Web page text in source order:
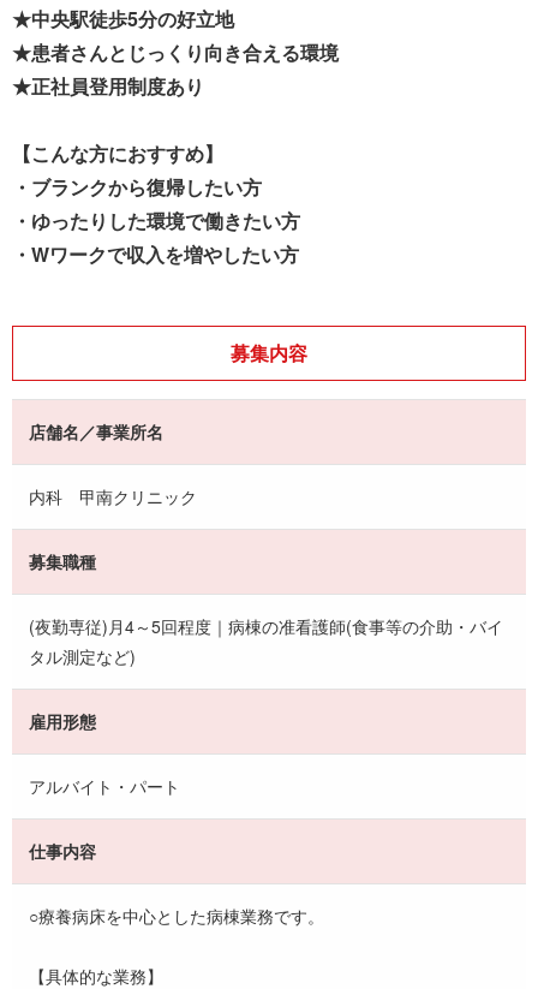
★中央駅徒歩5分の好立地
★患者さんとじっくり向き合える環境
★正社員登用制度あり
【こんな方におすすめ】
・ブランクから復帰したい方
・ゆったりした環境で働きたい方
・Wワークで収入を増やしたい方
募集内容
店舗名／事業所名
内科 甲南クリニック
募集職種
(夜勤専従)月4～5回程度｜病棟の准看護師(食事等の介助・バイ
タル測定など)
雇用形態
アルバイト・パート
仕事内容
○療養病床を中心とした病棟業務です。
【具体的な業務】